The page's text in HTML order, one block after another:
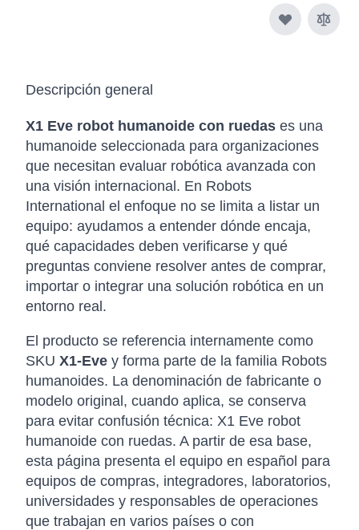
Descripción general
X1 Eve robot humanoide con ruedas es una
humanoide seleccionada para organizaciones
que necesitan evaluar robótica avanzada con
una visión internacional. En Robots
International el enfoque no se limita a listar un
equipo: ayudamos a entender dónde encaja,
qué capacidades deben verificarse y qué
preguntas conviene resolver antes de comprar,
importar o integrar una solución robótica en un
entorno real.
El producto se referencia internamente como
SKU X1-Eve y forma parte de la familia Robots
humanoides. La denominación de fabricante o
modelo original, cuando aplica, se conserva
para evitar confusión técnica: X1 Eve robot
humanoide con ruedas. A partir de esa base,
esta página presenta el equipo en español para
equipos de compras, integradores, laboratorios,
universidades y responsables de operaciones
que trabajan en varios países o con